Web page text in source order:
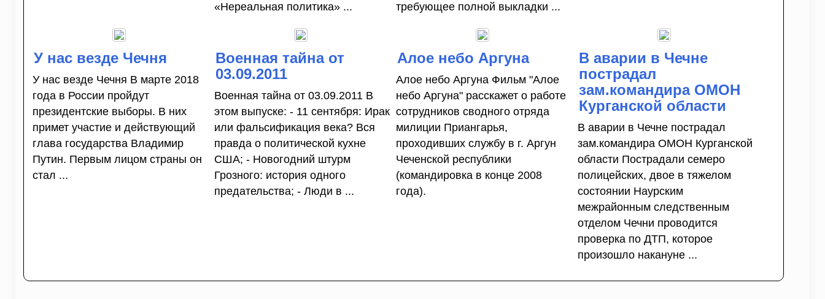
«Нереальная политика» ...
требующее полной выкладки ...
У нас везде Чечня
У нас везде Чечня В марте 2018
года в России пройдут
президентские выборы. В них
примет участие и действующий
глава государства Владимир
Путин. Первым лицом страны он
стал ...
Военная тайна от
03.09.2011
Военная тайна от 03.09.2011 В
этом выпуске: - 11 сентября: Ирак
или фальсификация века? Вся
правда о политической кухне
США; - Новогодний штурм
Грозного: история одного
предательства; - Люди в ...
Алое небо Аргуна
Алое небо Аргуна Фильм "Алое
небо Аргуна" расскажет о работе
сотрудников сводного отряда
милиции Приангарья,
проходивших службу в г. Аргун
Чеченской республики
(командировка в конце 2008
года).
В аварии в Чечне
пострадал
зам.командира ОМОН
Курганской области
В аварии в Чечне пострадал
зам.командира ОМОН Курганской
области Пострадали семеро
полицейских, двое в тяжелом
состоянии Наурским
межрайонным следственным
отделом Чечни проводится
проверка по ДТП, которое
произошло накануне ...